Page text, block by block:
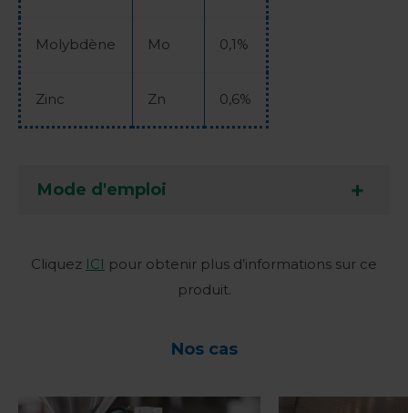
Molybdène Mo 0,1%
Zinc Zn 0,6%
Mode d'emploi
Cliquez ICI pour obtenir plus d’informations sur ce
produit.
Nos cas